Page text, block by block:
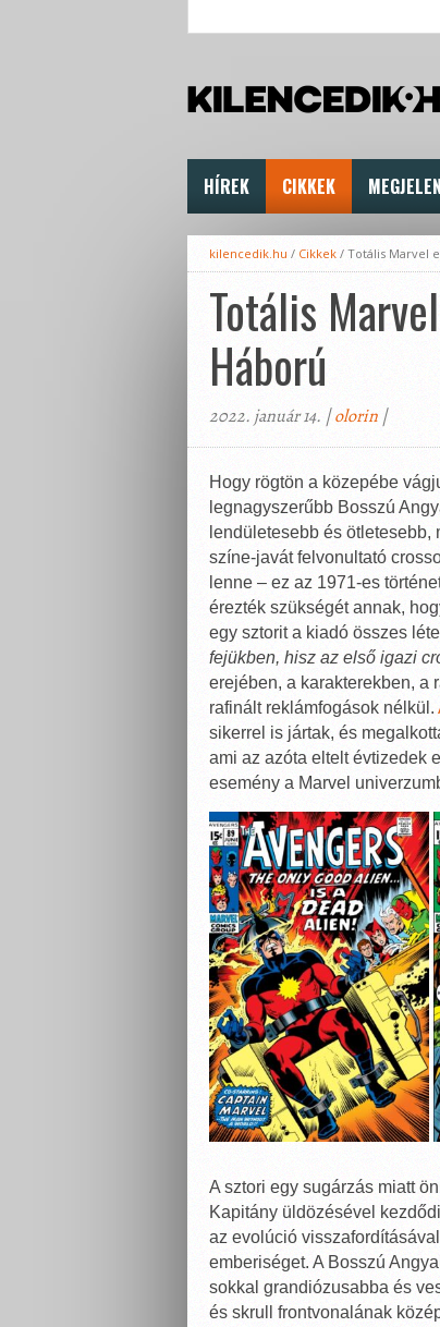
HÍREK CIKKEK
kilencedik.hu / Cikkek / Totális Marvel
Totális
Háború
2022. január 14. |olorin |
Hogy rögtön a közepébe
legnagyszerűbb Bosszú
lendületesebb és ötletesebb,
színe-javát felvonultató
lenne – ez az 1971-es
érezték szükségét annak,
egy sztorit a kiadó összes
fejükben, hisz az első igazi
erejében, a karakterekben, a
rafinált reklámfogások nélkül.
sikerrel is jártak, és
ami az azóta eltelt évtizedek
esemény a Marvel
A sztori egy sugárzás miatt
Kapitány üldözésével
az evolúció
emberiséget. A Bosszú
sokkal grandiózusabba és
és skrull frontvonalának